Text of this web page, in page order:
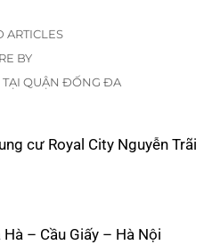
ARTICLES
BY
TẠI QUẬN ĐỐNG ĐA
cư Royal City Nguyễn Trãi
– Cầu Giấy – Hà Nội